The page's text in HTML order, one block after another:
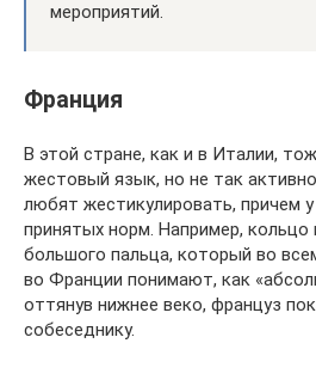
мероприятий.
Франция
В этой стране, как и в Италии,
жестовый язык, но не так
любят жестикулировать, причем
принятых норм. Например, кольцо
большого пальца, который во
во Франции понимают, как
оттянув нижнее веко, француз
собеседнику.